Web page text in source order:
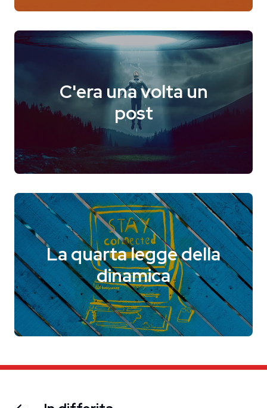
C'era una volta un
post
La quarta legge della
dinamica